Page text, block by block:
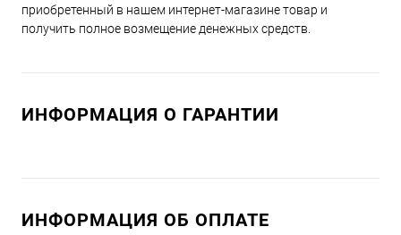
приобретенный в нашем интернет-магазине товар и
получить полное возмещение денежных средств.
ИНФОРМАЦИЯ О ГАРАНТИИ
ИНФОРМАЦИЯ ОБ ОПЛАТЕ